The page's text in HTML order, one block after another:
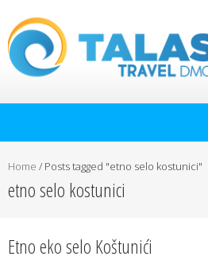
Home / Posts tagged "etno selo kostunici"
etno selo kostunici
Etno eko selo Koštunići